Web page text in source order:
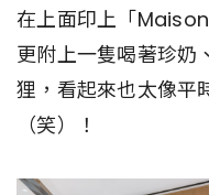
在上面印上「
更附上一隻喝著珍奶
狸，看起來也太像平
（笑）！